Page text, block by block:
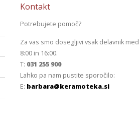
Kontakt
Potrebujete pomoč?
Za vas smo dosegljivi vsak delavnik med
8:00 in 16:00.
T: 031 255 900
Lahko pa nam pustite sporočilo:
E: barbara@keramoteka.si